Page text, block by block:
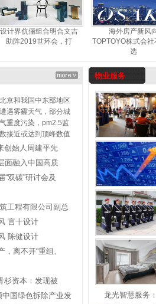
设计界伉俪组合明合文吉
助阵2019世环会，打
海外房产新风
TOPTOYO株式会社
选
京和我国中东部地区
遇雾霾天气，部分城
重度污染，pm2.5监
接近或达到顶峰数值
创始人周建平先
面融入中国高质
双碳”研讨会及
工程有限公司副总
言十设计
陈健设计
离不开“重组、
杉资本：发现被
国绿色拆除产业发
物业服务
龙光智慧服务